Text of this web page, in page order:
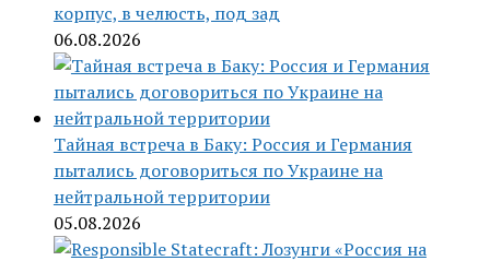
корпус, в челюсть, под зад
06.08.2026
Тайная встреча в Баку: Россия и Германия
пытались договориться по Украине на
нейтральной территории
05.08.2026